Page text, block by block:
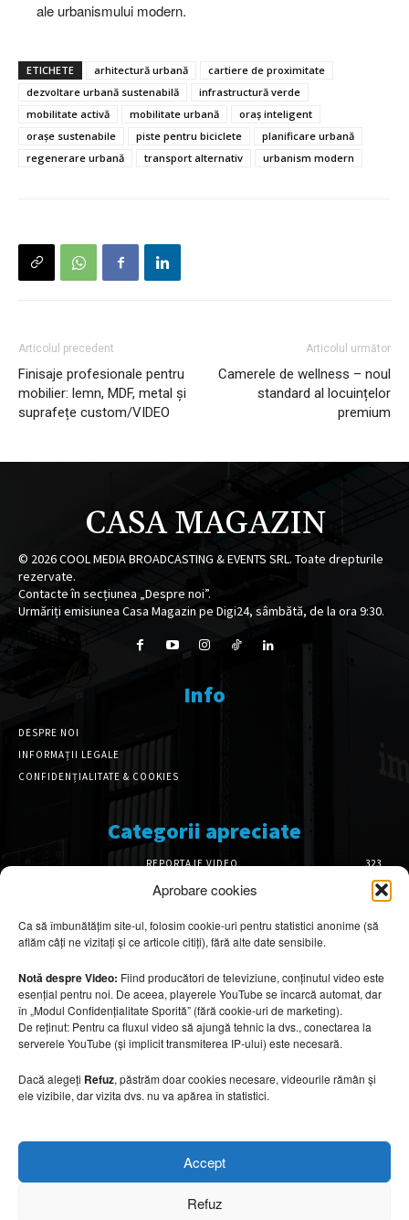
Aprobare cookies
Ca să îmbunătățim site-ul, folosim cookie-uri pentru statistici anonime (să
aflăm câți ne vizitați și ce articole citiți), fără alte date sensibile.
Notă despre Video: Fiind producători de televiziune, conținutul video este
esențial pentru noi. De aceea, playerele YouTube se încarcă automat, dar
în „Modul Confidențialitate Sporită” (fără cookie-uri de marketing).
De reținut: Pentru ca fluxul video să ajungă tehnic la dvs., conectarea la
serverele YouTube (și implicit transmiterea IP-ului) este necesară.
Dacă alegeți Refuz, păstrăm doar cookies necesare, videourile rămân și
ele vizibile, dar vizita dvs. nu va apărea în statistici.
Accept
Refuz
ale urbanismului modern.
ETICHETE arhitectură urbană
cartiere de proximitate
dezvoltare urbană sustenabilă
infrastructură verde
mobilitate activă
mobilitate urbană
oraș inteligent
orașe sustenabile
piste pentru biciclete
planificare urbană
regenerare urbană
transport alternativ urbanism modern
Articolul precedent
Finisaje profesionale pentru
mobilier: lemn, MDF, metal și
suprafețe custom/VIDEO
Articolul următor
Camerele de wellness – noul
standard al locuințelor
premium
CASA MAGAZIN
© 2026COOL MEDIA BROADCASTING & EVENTS SRL. Toate drepturile
rezervate.
Contacte în secțiunea „Despre noi”.
Urmăriți emisiunea Casa Magazin pe Digi24, sâmbătă, de la ora 9:30.
Info
DESPRE NOI
INFORMAȚII LEGALE
CONFIDENȚIALITATE & COOKIES
Categorii apreciate
REPORTAJE VIDEO
323
AMENAJĂRI INTERIOARE
126
DESIGN INTERIOR
64
ARHITECTURĂ & DESIGN
OPINII & ANALIZE
43
Articole recomandate
Marile aeroporturi spectaculoase ale lumii.
arhitecturale
5 august 2026
Bioarhitectura remodelează viitorul
5 august 2026